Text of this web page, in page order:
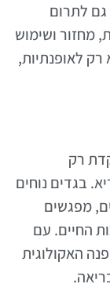
לתרום
מחזור ושימוש
לאופנתיות,
רק
בגדים נוחים
מפגשים
החיים. עם
האקולוגית